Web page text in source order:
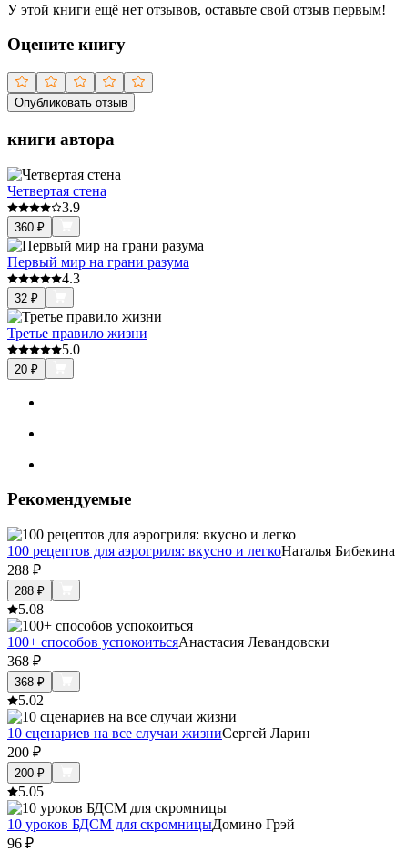
У этой книги ещё нет отзывов, оставьте свой отзыв первым!
Оцените книгу
Опубликовать отзыв
книги автора
Четвертая стена
3.9
360 ₽
Первый мир на грани разума
4.3
32 ₽
Третье правило жизни
5.0
20 ₽
Рекомендуемые
100 рецептов для аэрогриля: вкусно и легкоНаталья Бибекина
288 ₽
288 ₽
5.08
100+ способов успокоитьсяАнастасия Левандовски
368 ₽
368 ₽
5.02
10 сценариев на все случаи жизниСергей Ларин
200 ₽
200 ₽
5.05
10 уроков БДСМ для скромницыДомино Грэй
96 ₽